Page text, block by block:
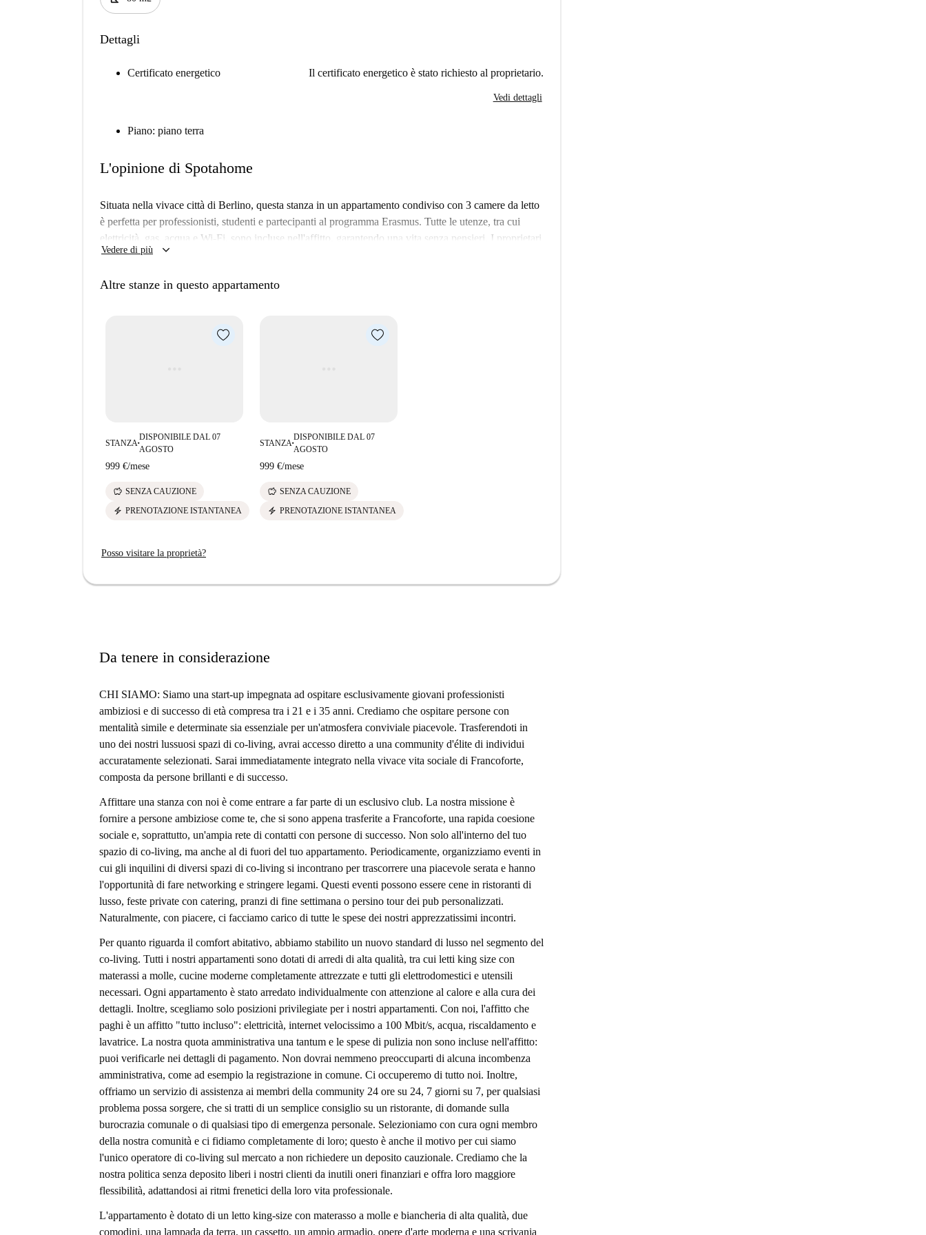
Dettagli
Certificato energetico Il certificato energetico è stato richiesto al proprietario.
Vedi dettagli
Piano: piano terra
L'opinione di Spotahome
Situata nella vivace città di Berlino, questa stanza in un appartamento condiviso con 3 camere da letto
è perfetta per professionisti, studenti e partecipanti al programma Erasmus. Tutte le utenze, tra cui
elettricità, gas, acqua e Wi-Fi, sono incluse nell'affitto, garantendo una vita senza pensieri. I proprietari
di Spotahome sono selezionati per garantire un'esperienza di affitto affidabile, quindi puoi affittare in
Restaurant Café Loislane, che offrono una vasta gamma di cucine ed esperienze, tutti raggiungibili a
Vedere di più keyboard_arrow_down
Altre stanze in questo appartamento
STANZA ■
DISPONIBILE DAL 07
AGOSTO
999 €/mese
savings SENZA CAUZIONE
electric_bolt PRENOTAZIONE ISTANTANEA
STANZA ■
DISPONIBILE DAL 07
AGOSTO
999 €/mese
savings SENZA CAUZIONE
electric_bolt PRENOTAZIONE ISTANTANEA
Posso visitare la proprietà?
Da tenere in considerazione
CHI SIAMO: Siamo una start-up impegnata ad ospitare esclusivamente giovani professionisti
ambiziosi e di successo di età compresa tra i 21 e i 35 anni. Crediamo che ospitare persone con
mentalità simile e determinate sia essenziale per un'atmosfera conviviale piacevole. Trasferendoti in
uno dei nostri lussuosi spazi di co-living, avrai accesso diretto a una community d'élite di individui
accuratamente selezionati. Sarai immediatamente integrato nella vivace vita sociale di Francoforte,
composta da persone brillanti e di successo.
Affittare una stanza con noi è come entrare a far parte di un esclusivo club. La nostra missione è
fornire a persone ambiziose come te, che si sono appena trasferite a Francoforte, una rapida coesione
sociale e, soprattutto, un'ampia rete di contatti con persone di successo. Non solo all'interno del tuo
spazio di co-living, ma anche al di fuori del tuo appartamento. Periodicamente, organizziamo eventi in
cui gli inquilini di diversi spazi di co-living si incontrano per trascorrere una piacevole serata e hanno
l'opportunità di fare networking e stringere legami. Questi eventi possono essere cene in ristoranti di
lusso, feste private con catering, pranzi di fine settimana o persino tour dei pub personalizzati.
Naturalmente, con piacere, ci facciamo carico di tutte le spese dei nostri apprezzatissimi incontri.
Per quanto riguarda il comfort abitativo, abbiamo stabilito un nuovo standard di lusso nel segmento del
co-living. Tutti i nostri appartamenti sono dotati di arredi di alta qualità, tra cui letti king size con
materassi a molle, cucine moderne completamente attrezzate e tutti gli elettrodomestici e utensili
necessari. Ogni appartamento è stato arredato individualmente con attenzione al calore e alla cura dei
dettagli. Inoltre, scegliamo solo posizioni privilegiate per i nostri appartamenti. Con noi, l'affitto che
paghi è un affitto "tutto incluso": elettricità, internet velocissimo a 100 Mbit/s, acqua, riscaldamento e
lavatrice. La nostra quota amministrativa una tantum e le spese di pulizia non sono incluse nell'affitto:
puoi verificarle nei dettagli di pagamento. Non dovrai nemmeno preoccuparti di alcuna incombenza
amministrativa, come ad esempio la registrazione in comune. Ci occuperemo di tutto noi. Inoltre,
offriamo un servizio di assistenza ai membri della community 24 ore su 24, 7 giorni su 7, per qualsiasi
problema possa sorgere, che si tratti di un semplice consiglio su un ristorante, di domande sulla
burocrazia comunale o di qualsiasi tipo di emergenza personale. Selezioniamo con cura ogni membro
della nostra comunità e ci fidiamo completamente di loro; questo è anche il motivo per cui siamo
l'unico operatore di co-living sul mercato a non richiedere un deposito cauzionale. Crediamo che la
nostra politica senza deposito liberi i nostri clienti da inutili oneri finanziari e offra loro maggiore
flessibilità, adattandosi ai ritmi frenetici della loro vita professionale.
L'appartamento è dotato di un letto king-size con materasso a molle e biancheria di alta qualità, due
comodini, una lampada da terra, un cassetto, un ampio armadio, opere d'arte moderna e una scrivania